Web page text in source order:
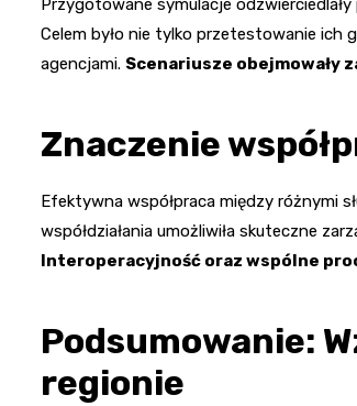
Przygotowane symulacje
Celem było nie tylko przetestowanie ich
agencjami. Scenariusze obejmowały
Znaczenie
Efektywna współpraca między różnymi
współdziałania umożliwiła skuteczne
Interoperacyjność oraz wspólne
Podsumowanie:
regionie